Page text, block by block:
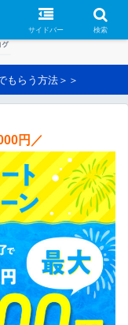
もらう方法＞＞
円／
サイドバー 検索